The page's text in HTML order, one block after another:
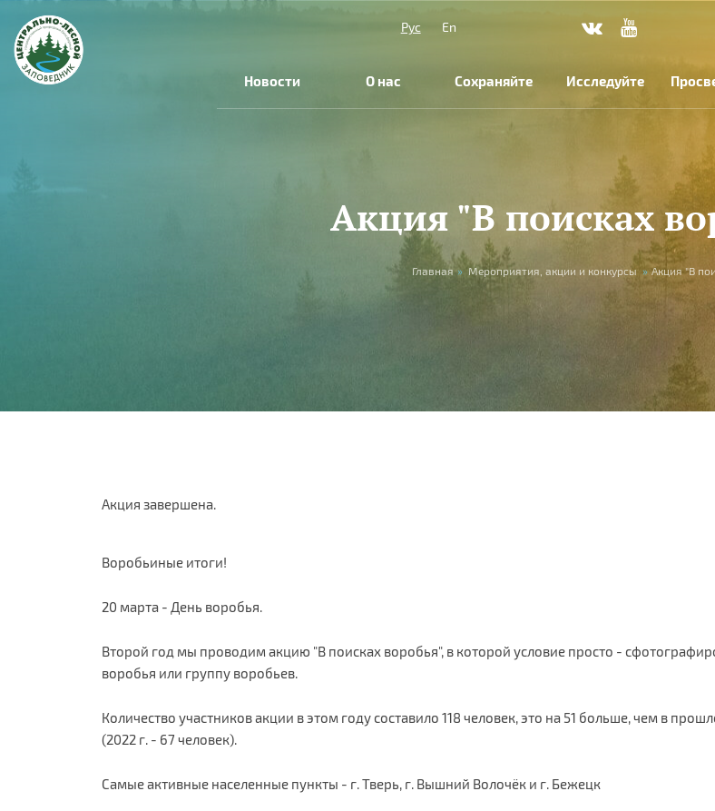
Рус
En
Новости О нас Сохраняйте Исследуйте
Акция "В поисках
Главная » Мероприятия, акции и конкурсы » Акция "В
Акция завершена.
Воробьиные итоги!
20 марта - День воробья.
Второй год мы проводим акцию "В поисках воробья", в которой условие просто -
воробья или группу воробьев.
Количество участников акции в этом году составило 118 человек, это на 51 больше, чем в
(2022 г. - 67 человек).
Самые активные населенные пункты - г. Тверь, г. Вышний Волочёк и г. Бежецк